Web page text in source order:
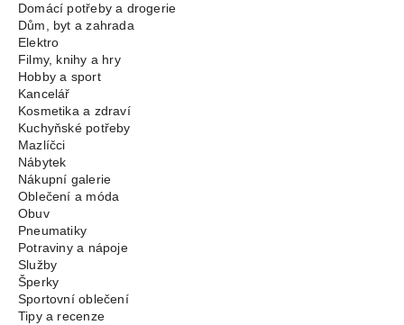
Domácí potřeby a drogerie
Dům, byt a zahrada
Elektro
Filmy, knihy a hry
Hobby a sport
Kancelář
Kosmetika a zdraví
Kuchyňské potřeby
Mazlíčci
Nábytek
Nákupní galerie
Oblečení a móda
Obuv
Pneumatiky
Potraviny a nápoje
Služby
Šperky
Sportovní oblečení
Tipy a recenze